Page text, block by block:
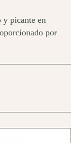
y picante en
por